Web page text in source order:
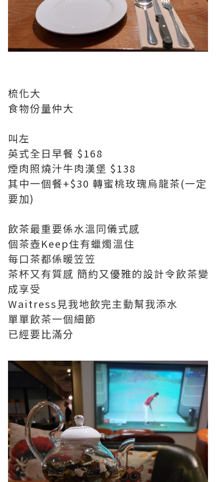
梳化大
食物份量仲大
叫左
英式全日早餐 $168
煙肉照燒汁牛肉漢堡 $138
其中一個餐+$30 轉蜜桃玫瑰烏龍茶(一定
要加)
飲茶最重要係水溫同儀式感
個茶壺Keep住有蠟燭溫住
每口茶都係暖笠笠
茶杯又有質感 簡約又優雅的設計令飲茶變
成享受
Waitress見我地飲完主動幫我添水
單單飲茶一個細節
已經要比滿分